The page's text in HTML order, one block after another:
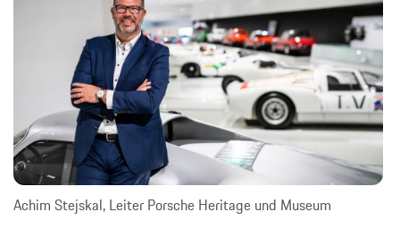
Achim Stejskal, Leiter Porsche Heritage und Museum